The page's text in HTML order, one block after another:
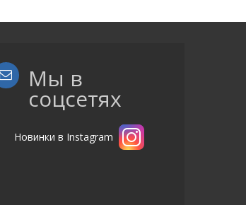
Мы в
соцсетях
Новинки в Instagram